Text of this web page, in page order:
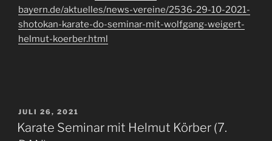
bayern.de/aktuelles/news-vereine/2536-29-10-2021-
shotokan-karate-do-seminar-mit-wolfgang-weigert-
helmut-koerber.html
VERÖFFENTLICHT
AM
JULI 26, 2021
Karate Seminar mit Helmut Körber (7.